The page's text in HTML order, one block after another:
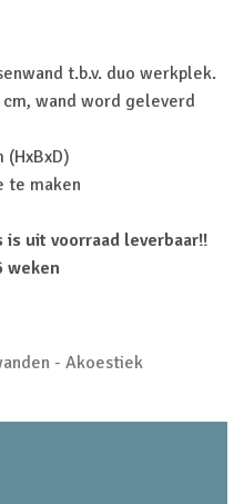
t.b.v. duo werkplek.
wand word geleverd
te maken
is uit voorraad leverbaar!!
weken
- Akoestiek